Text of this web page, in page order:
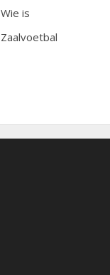
Wie is
Zaalvoetbal